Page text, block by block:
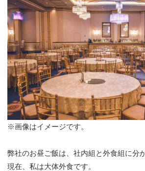
※画像はイメージです。
弊社のお昼ご飯は、社内組と外食組に分
現在、私は大体外食です。